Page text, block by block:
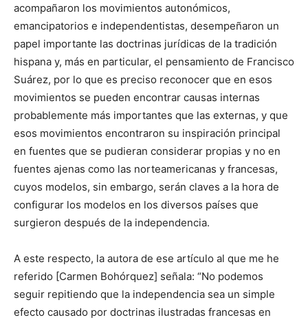
acompañaron los movimientos autonómicos,
emancipatorios e independentistas, desempeñaron un
papel importante las doctrinas jurídicas de la tradición
hispana y, más en particular, el pensamiento de Francisco
Suárez, por lo que es preciso reconocer que en esos
movimientos se pueden encontrar causas internas
probablemente más importantes que las externas, y que
esos movimientos encontraron su inspiración principal
en fuentes que se pudieran considerar propias y no en
fuentes ajenas como las norteamericanas y francesas,
cuyos modelos, sin embargo, serán claves a la hora de
configurar los modelos en los diversos países que
surgieron después de la independencia.
A este respecto, la autora de ese artículo al que me he
referido [Carmen Bohórquez] señala: “No podemos
seguir repitiendo que la independencia sea un simple
efecto causado por doctrinas ilustradas francesas en